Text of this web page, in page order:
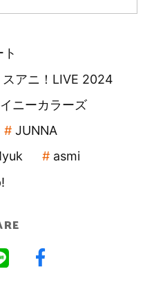
スアニ！LIVE 2024
ニーカラーズ
JUNNA
asmi